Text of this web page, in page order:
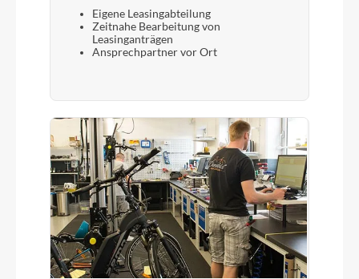
Eigene Leasingabteilung
Zeitnahe Bearbeitung von
Leasinganträgen
Ansprechpartner vor Ort